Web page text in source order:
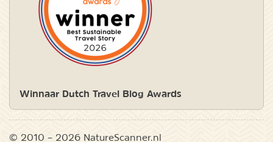
Winnaar Dutch Travel Blog Awards
© 2010 – 2026 NatureScanner.nl